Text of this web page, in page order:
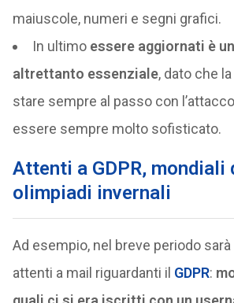
maiuscole, numeri e segni grafici.
In ultimo essere aggiornati è
altrettanto essenziale, dato che
stare sempre al passo con
essere sempre molto sofisticato.
Attenti a GDPR, mondiali
olimpiadi invernali
Ad esempio, nel breve periodo
attenti a mail riguardanti il GDPR: